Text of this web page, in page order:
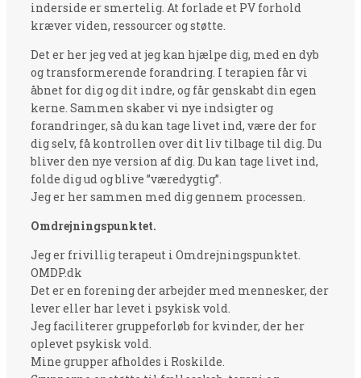
inderside er smertelig. At forlade et PV forhold
kræver viden, ressourcer og støtte.
Det er her jeg ved at jeg kan hjælpe dig, med en dyb
og transformerende forandring. I terapien får vi
åbnet for dig og dit indre, og får genskabt din egen
kerne. Sammen skaber vi nye indsigter og
forandringer, så du kan tage livet ind, være der for
dig selv, få kontrollen over dit liv tilbage til dig. Du
bliver den nye version af dig. Du kan tage livet ind,
folde dig ud og blive ”væredygtig”.
Jeg er her sammen med dig gennem processen.
Omdrejningspunktet.
Jeg er frivillig terapeut i Omdrejningspunktet.
OMDP.dk
Det er en forening der arbejder med mennesker, der
lever eller har levet i psykisk vold.
Jeg faciliterer gruppeforløb for kvinder, der her
oplevet psykisk vold.
Mine grupper afholdes i Roskilde.